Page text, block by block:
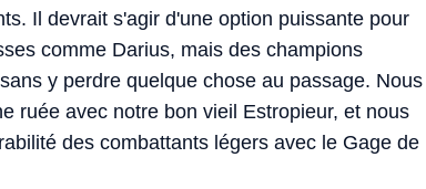
Il devrait s'agir d'une option puissante pour
comme Darius, mais des champions
y perdre quelque chose au passage. Nous
ruée avec notre bon vieil Estropieur, et nous
des combattants légers avec le Gage de